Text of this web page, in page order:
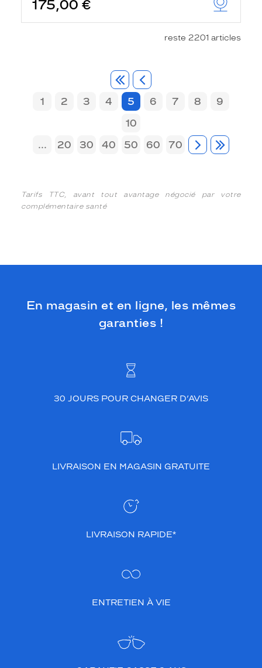
175,00 €
reste 2201 articles
1 2 3 4 5 6 7 8
9
10
...
20 30 40 50 60 70
Tarifs TTC, avant tout avantage négocié par votre
complémentaire santé
En magasin et en ligne, les mêmes
garanties !
30 JOURS POUR CHANGER D’AVIS
LIVRAISON EN MAGASIN GRATUITE
LIVRAISON RAPIDE*
ENTRETIEN À VIE